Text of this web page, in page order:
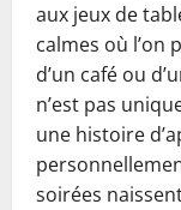
aux jeux de
calmes où
d’un café ou
n’est pas
une histoire
soirées